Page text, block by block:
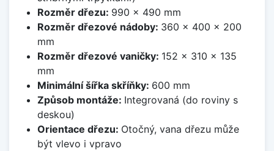
Rozměr dřezu: 990 x 490 mm
Rozměr dřezové nádoby: 360 x 400 x 200
mm
Rozměr dřezové vaničky: 152 x 310 x 135
mm
Minimální šířka skříňky: 600 mm
Způsob montáže: Integrovaná (do roviny s
deskou)
Orientace dřezu: Otočný, vana dřezu může
být vlevo i vpravo